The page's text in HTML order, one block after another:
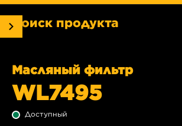
Поиск продукта
Масляный фильтр
WL7495
Доступный